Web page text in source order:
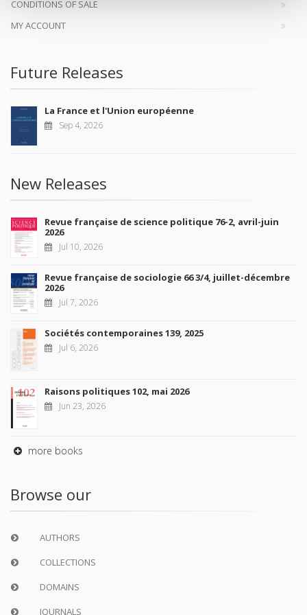
CONDITIONS OF SALE
MY ACCOUNT
Future Releases
La France et l'Union européenne
Sep 4, 2026
New Releases
Revue française de science politique 76-2, avril-juin
2026
Jul 10, 2026
Revue française de sociologie 66 3/4, juillet-décembre
2026
Jul 7, 2026
Sociétés contemporaines 139, 2025
Jul 6, 2026
Raisons politiques 102, mai 2026
Jun 23, 2026
more books
Browse our
AUTHORS
COLLECTIONS
DOMAINS
JOURNALS